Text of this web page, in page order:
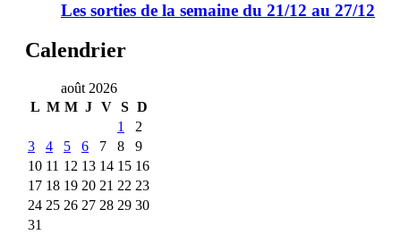
Les sorties de la semaine du 21/12 au 27/12
Calendrier
août 2026
L M M J V S D
1
2
3
4 5 6 7 8
9
10 11 12 13 14 15 16
17 18 19 20 21 22 23
24 25 26 27 28 29 30
31